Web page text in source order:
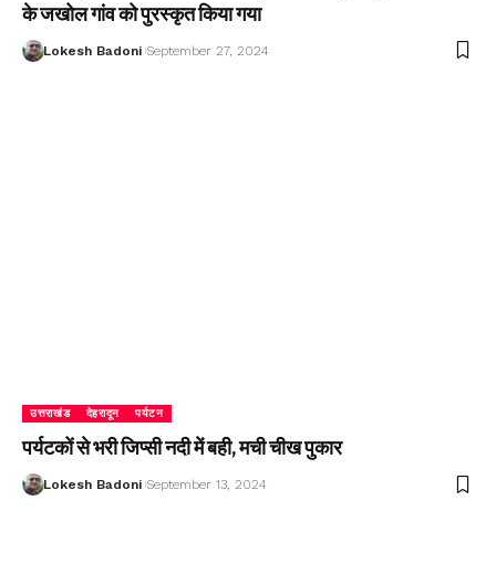
के जखोल गांव को पुरस्कृत किया गया
Lokesh Badoni September 27, 2024
उत्तराखंड देहरादून पर्यटन
पर्यटकों से भरी जिप्सी नदी में बही, मची चीख पुकार
Lokesh Badoni September 13, 2024